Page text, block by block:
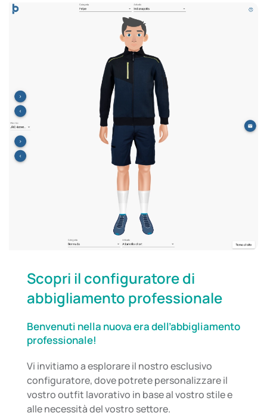
Scopri il configuratore di
abbigliamento professionale
Benvenuti nella nuova era dell’abbigliamento
professionale!
Vi invitiamo a esplorare il nostro esclusivo
configuratore, dove potrete personalizzare il
vostro outfit lavorativo in base al vostro stile e
alle necessità del vostro settore.